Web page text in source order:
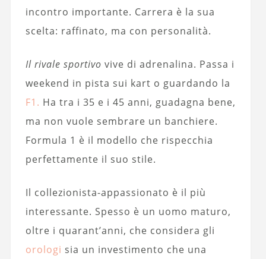
incontro importante. Carrera è la sua
scelta: raffinato, ma con personalità.
Il rivale sportivo vive di adrenalina. Passa i
weekend in pista sui kart o guardando la
F1. Ha tra i 35 e i 45 anni, guadagna bene,
ma non vuole sembrare un banchiere.
Formula 1 è il modello che rispecchia
perfettamente il suo stile.
Il collezionista-appassionato è il più
interessante. Spesso è un uomo maturo,
oltre i quarant’anni, che considera gli
orologi sia un investimento che una